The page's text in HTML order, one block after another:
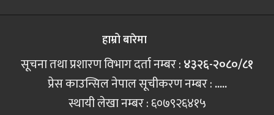
हाम्रो बारेमा
सूचना तथा प्रशारण विभाग दर्ता नम्बर :४३२६-२०८०/८१
प्रेस काउन्सिल नेपाल सूचीकरण नम्बर :.....
स्थायी लेखा नम्बर : ६०७९२६४१५